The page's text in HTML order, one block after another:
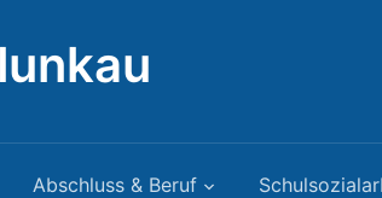
Abschluss & Beruf